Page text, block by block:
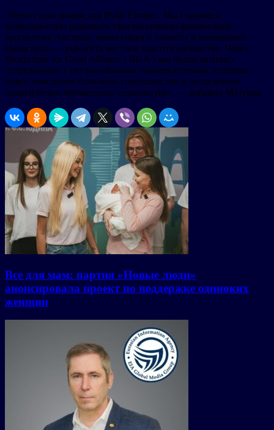
«Вена стала домом для Bybit Europe . Мы гордимся
возможностью развивать прогрессивную финансовую
экосистему Австрии, инвестируя в таланты и инновации.
Наша цель — укрепить местное криптосообщество. Через
Blockchain for Good Alliance ( BGA ) мы будем активно
сотрудничать с региональными университетами, готовить
новое поколение блокчейн-специалистов и исследовать
практическое применение технологии», — добавил Мазурка.
Все для мам: партия «Новые люди»
анонсировала проект по поддержке одиноких
женщин